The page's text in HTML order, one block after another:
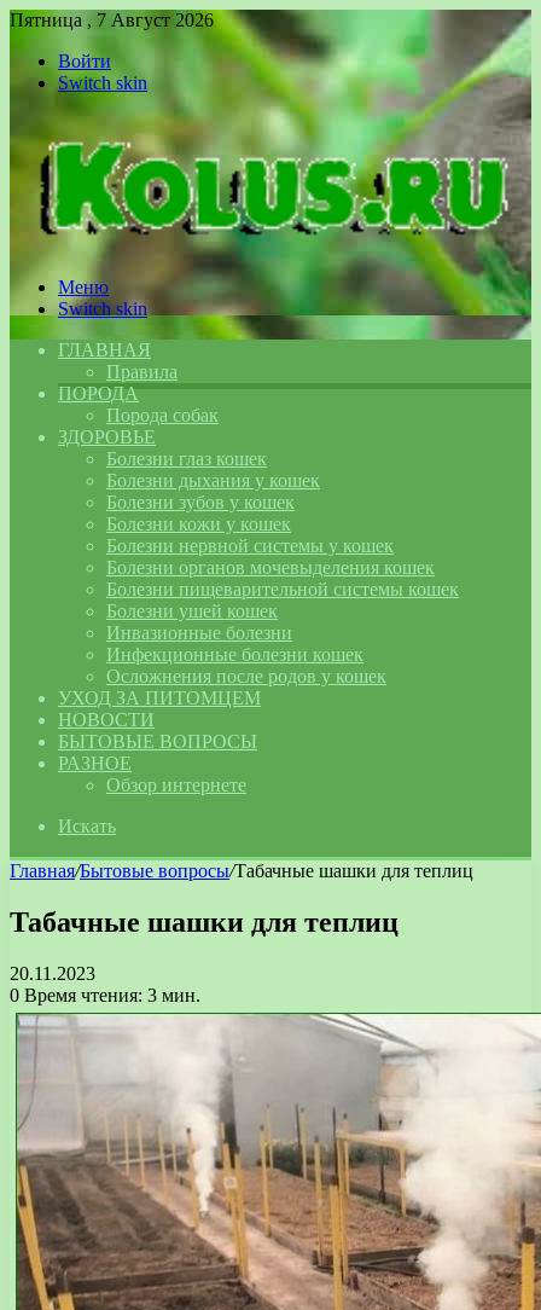
Пятница , 7 Август 2026
Войти
Switch skin
Меню
Switch skin
ГЛАВНАЯ
Правила
ПОРОДА
Порода собак
ЗДОРОВЬЕ
Болезни глаз кошек
Болезни дыхания у кошек
Болезни зубов у кошек
Болезни кожи у кошек
Болезни нервной системы у кошек
Болезни органов мочевыделения кошек
Болезни пищеварительной системы кошек
Болезни ушей кошек
Инвазионные болезни
Инфекционные болезни кошек
Осложнения после родов у кошек
УХОД ЗА ПИТОМЦЕМ
НОВОСТИ
БЫТОВЫЕ ВОПРОСЫ
РАЗНОЕ
Обзор интернете
Искать
Главная/Бытовые вопросы/Табачные шашки для теплиц
Табачные шашки для теплиц
20.11.2023
0 Время чтения: 3 мин.